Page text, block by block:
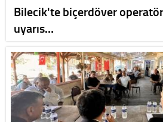
Bilecik'te biçerdöver
uyarıs…